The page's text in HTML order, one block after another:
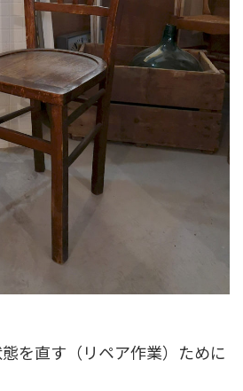
を直す（リペア作業）ために